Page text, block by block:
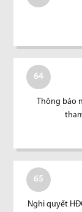
64
Thông báo
65
Nghi quyết